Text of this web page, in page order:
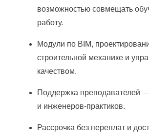
возможностью совмещать
работу.
Модули по BIM,
строительной механике и
качеством.
Поддержка преподавателей
и инженеров-практиков.
Рассрочка без переплат и